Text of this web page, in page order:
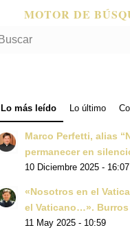
MOTOR DE
Lo más leído Lo último
Marco Perfetti, alias
permanecer en
10 Diciembre 2025 - 16:07
«Nosotros en el
el Vaticano…».
11 May 2025 - 10:59